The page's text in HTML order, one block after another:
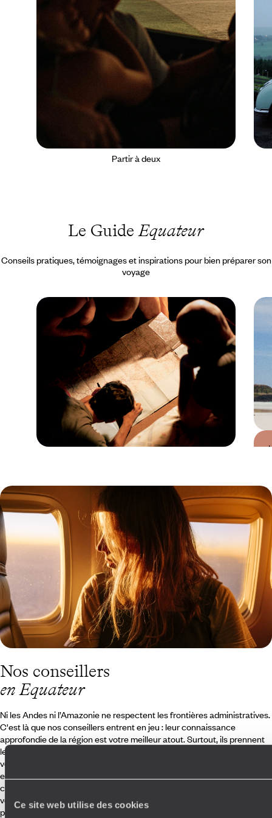
Ce site web utilise des cookies
Partir à deux
Le GuideEquateur
Conseils pratiques, témoignages et inspirations pour bien préparer son
voyage
Quand partir en
Equateur ?
Nos conseillers
en Equateur
Ni les Andes ni l’Amazonie ne respectent les frontières administratives.
C'est là que nos conseillers entrent en jeu : leur connaissance
approfondie de la région est votre meilleur atout. Surtout, ils prennent
le temps de comprendre vos envies et vos besoins pour dessiner le
voyage en Équateur qui vous ressemble – temps de route, adresses,
expériences, bonnes tables. Relayés sur place par un réseau finement
choisi de fixeurs, amis et guides locaux, ils ne se contentent pas de
vous envoyer en Équateur : ils vous ouvrent véritablement les portes du
pays. Vamos !